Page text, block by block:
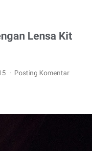
Lensa Kit
Posting Komentar